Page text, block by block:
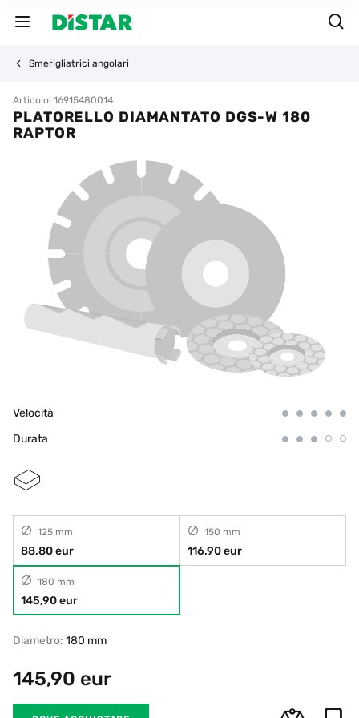
Smerigliatrici angolari
Articolo: 16915480014
PLATORELLO DIAMANTATO DGS-W 180
RAPTOR
Velocità
Durata
125 mm
88,80 eur
150 mm
116,90 eur
180 mm
145,90 eur
Diametro: 180 mm
145,90 eur